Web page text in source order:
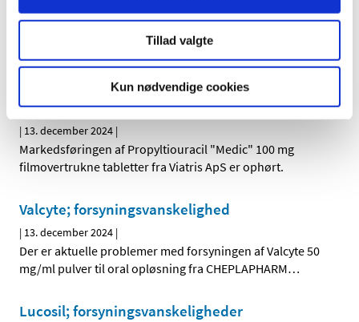
Tillad valgte
Kun nødvendige cookies
|16. december 2024|
Depot 10 mg kapsler med modificeret udløsning, hårde
Propyltiouracil "Medic";
forsyningsvanskelighed
| 13. december 2024 |
Markedsføringen af Propyltiouracil "Medic" 100 mg
filmovertrukne tabletter fra Viatris ApS er ophørt.
Valcyte; forsyningsvanskelighed
| 13. december 2024 |
Der er aktuelle problemer med forsyningen af Valcyte 50
mg/ml pulver til oral opløsning fra CHEPLAPHARM…
Lucosil; forsyningsvanskeligheder